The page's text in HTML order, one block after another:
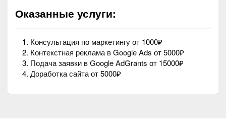
Оказанные услуги:
Консультация по маркетингуот 1000₽
Контекстная реклама в Google Ads от 5000₽
Подача заявки в Google AdGrants от 15000₽
Доработка сайтаот 5000₽